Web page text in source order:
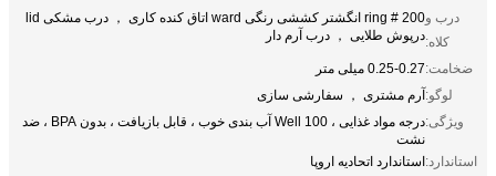
درب و
کلاه:
200 # ring انگشتر کششی رنگی ward اتاق کنده کاری ， درب مشکی lid
درپوش طلایی ， درب آرم دار
ضخامت:0.25-0.27 میلی متر
لوگو:آرم مشتری ， سفارشی سازی
ویژگی:
درجه مواد غذایی ، 100 Well آب بندی خوب ، قابل بازیافت ، بدون BPA ، ضد
نشت
استاندارد:استاندارد اتحادیه اروپا